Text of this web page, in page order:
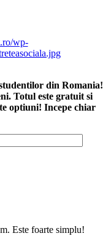
din Romania!
Totul este gratuit si
optiuni! Incepe chiar
Este foarte simplu!